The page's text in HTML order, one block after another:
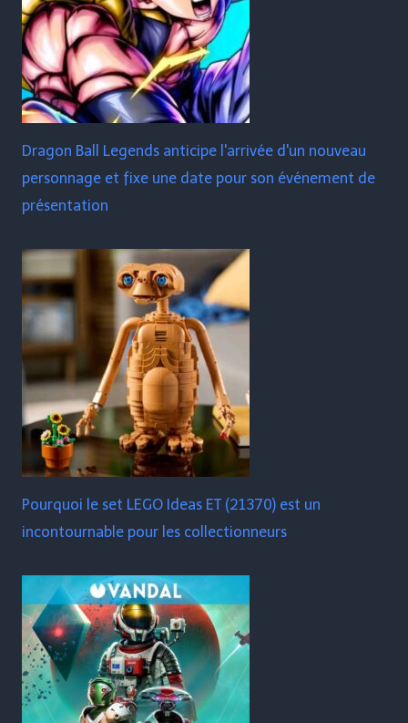
Dragon Ball Legends anticipe l'arrivée d'un nouveau
personnage et fixe une date pour son événement de
présentation
Pourquoi le set LEGO Ideas ET (21370) est un
incontournable pour les collectionneurs